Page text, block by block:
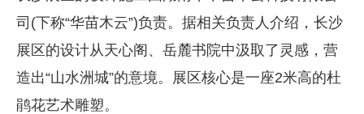
司(下称“华苗木云”)负责。据相关负责人介绍，长沙
展区的设计从天心阁、岳麓书院中汲取了灵感，营
造出“山水洲城”的意境。展区核心是一座2米高的杜
鹃花艺术雕塑。